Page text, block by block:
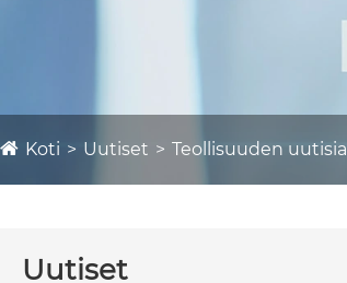
Koti Uutiset Teollisuuden uutisia
Uutiset